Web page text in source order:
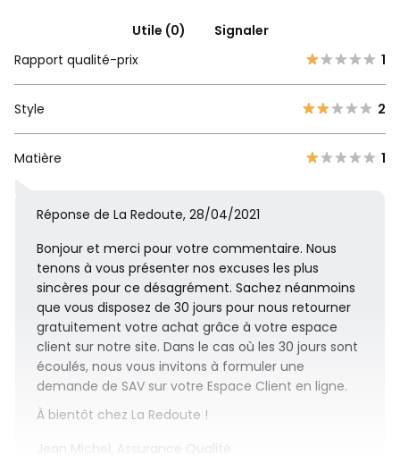
Utile (0)
Signaler
Rapport qualité-prix
1
Style 2
Matière 1
Réponse de La Redoute, 28/04/2021
Bonjour et merci pour votre commentaire. Nous
tenons à vous présenter nos excuses les plus
sincères pour ce désagrément. Sachez néanmoins
que vous disposez de 30 jours pour nous retourner
gratuitement votre achat grâce à votre espace
client sur notre site. Dans le cas où les 30 jours sont
écoulés, nous vous invitons à formuler une
demande de SAV sur votre Espace Client en ligne.
À bientôt chez La Redoute !
Jean Michel, Assurance Qualité